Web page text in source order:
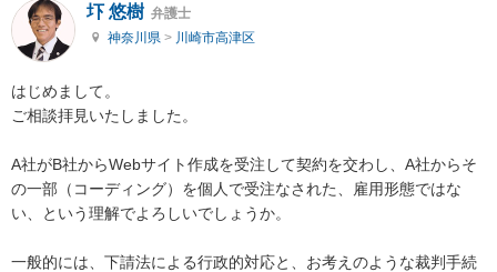
圷 悠樹 弁護士
神奈川県 > 川崎市高津区
はじめまして。
ご相談拝見いたしました。
A社がB社からWebサイト作成を受注して契約を交わし、A社からそ
の一部（コーディング）を個人で受注なされた、雇用形態ではな
い、という理解でよろしいでしょうか。
一般的には、下請法による行政的対応と、お考えのような裁判手続